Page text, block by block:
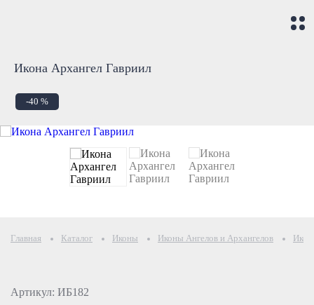
Икона Архангел Гавриил
-40 %
Главная Каталог Иконы Иконы Ангелов и Архангелов
Артикул: ИБ182